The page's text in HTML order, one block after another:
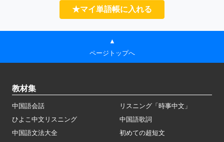
★マイ単語帳に入れる
▲
ページトップへ
教材集
中国語会話
リスニング「時事中文」
ひよこ中文リスニング
中国語歌詞
中国語文法大全
初めての超短文